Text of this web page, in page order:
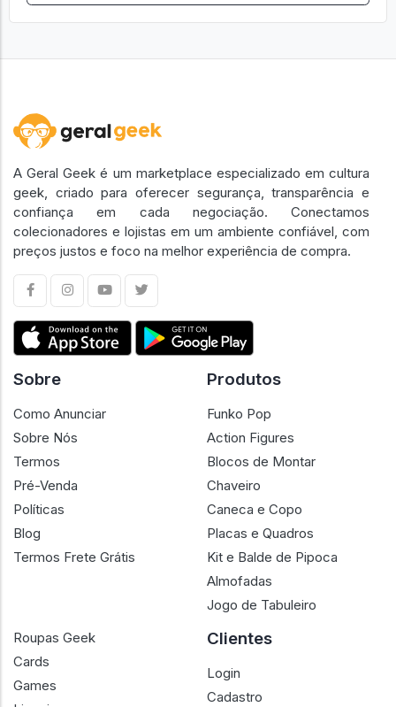
A Geral Geek é um marketplace especializado em cultura
geek, criado para oferecer segurança, transparência e
confiança em cada negociação. Conectamos
colecionadores e lojistas em um ambiente confiável, com
preços justos e foco na melhor experiência de compra.
Sobre
Como Anunciar
Sobre Nós
Termos
Pré-Venda
Políticas
Blog
Termos Frete Grátis
Produtos
Funko Pop
Action Figures
Blocos de Montar
Chaveiro
Caneca e Copo
Placas e Quadros
Kit e Balde de Pipoca
Almofadas
Jogo de Tabuleiro
Roupas Geek
Cards
Games
Clientes
Login
Cadastro